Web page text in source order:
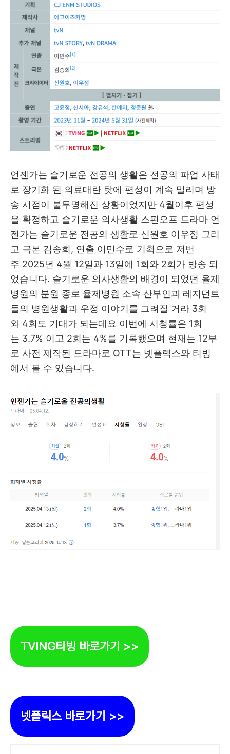
언젠가는 슬기로운 전공의 생활은 전공의 파업 사태
로 장기화 된 의료대란 탓에 편성이 계속 밀리며 방
송 시점이 불투명해진 상황이었지만 4월이후 편성
을 확정하고 슬기로운 의사생활 스핀오프 드라마 언
젠가는 슬기로운 전공의 생활로 신원호 이우정 그리
고 극본 김송희, 연출 이민수로 기획으로 저번
주 2025년 4월 12일과 13일에 1회와 2회가 방송 되
었습니다. 슬기로운 의사생활의 배경이 되었던 율제
병원의 분원 종로 율제병원 소속 산부인과 레지던트
들의 병원생활과 우정 이야기를 그려질 거라 3회
와 4회도 기대가 되는데요 이번에 시청률은 1회
는 3.7% 이고 2회는 4%를 기록했으며 현재는 12부
로 사전 제작된 드라마로 OTT는 넷플렉스와 티빙
에서 볼 수 있습니다.
TVING티빙 바로가기 >>
넷플릭스 바로가기 >>